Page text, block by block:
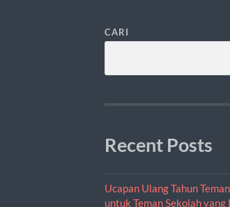
CARI
Recent Posts
Ucapan Ulang Tahun
untuk Teman Sekolah yang